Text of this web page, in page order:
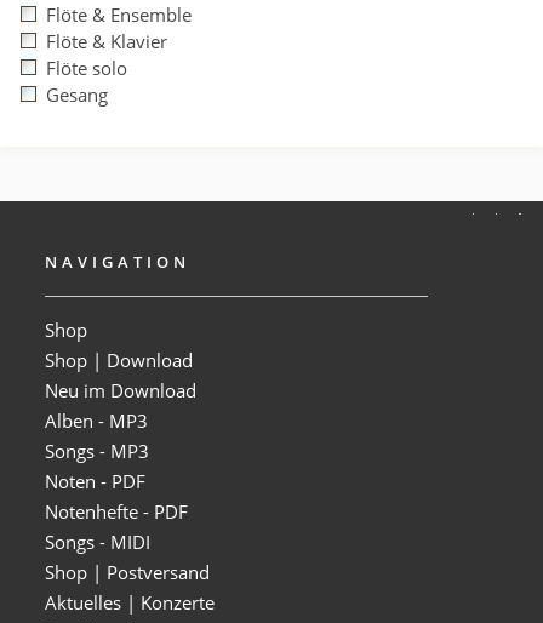
Flöte & Ensemble
Flöte & Klavier
Flöte solo
Gesang
NAVIGATION
Shop
Shop | Download
Neu im Download
Alben - MP3
Songs - MP3
Noten - PDF
Notenhefte - PDF
Songs - MIDI
Shop | Postversand
Aktuelles | Konzerte